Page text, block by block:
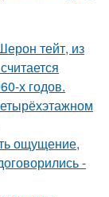
тейт, из
х годов.
ощущение,
-